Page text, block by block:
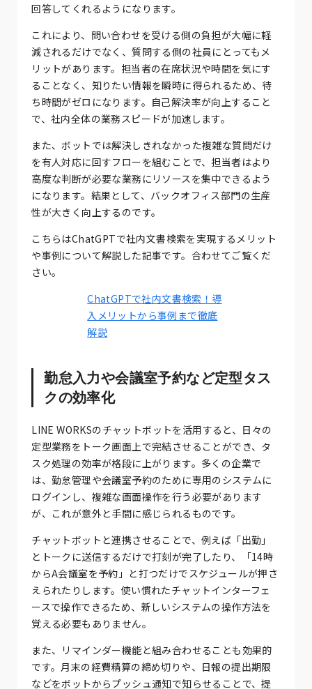
回答してくれるようになります。
これにより、問い合わせを受ける側の負担が大幅に軽
減されるだけでなく、質問する側の社員にとってもメ
リットがあります。担当者の在席状況や時間を気にす
ることなく、知りたい情報を瞬時に得られるため、待
ち時間がゼロになります。自己解決率が向上すること
で、社内全体の業務スピードが加速します。
また、ボットでは解決しきれなかった複雑な質問だけ
を有人対応に回すフローを組むことで、担当者はより
高度な判断が必要な業務にリソースを集中できるよう
になります。結果として、バックオフィス部門の生産
性が大きく向上するのです。
こちらはChatGPTで社内文書検索を実現するメリット
や事例について解説した記事です。合わせてご覧くだ
さい。
ChatGPTで社内文書検索！導
入メリットから事例まで徹底
解説
勤怠入力や会議室予約など定型タス
クの効率化
LINE WORKSのチャットボットを活用すると、日々の
定型業務をトーク画面上で完結させることができ、タ
スク処理の効率が格段に上がります。多くの企業で
は、勤怠管理や会議室予約のために専用のシステムに
ログインし、複雑な画面操作を行う必要があります
が、これが意外と手間に感じられるものです。
チャットボットと連携させることで、例えば「出勤」
とトークに送信するだけで打刻が完了したり、「14時
からA会議室を予約」と打つだけでスケジュールが押さ
えられたりします。使い慣れたチャットインターフェ
ースで操作できるため、新しいシステムの操作方法を
覚える必要もありません。
また、リマインダー機能と組み合わせることも効果的
です。月末の経費精算の締め切りや、日報の提出期限
などをボットからプッシュ通知で知らせることで、提